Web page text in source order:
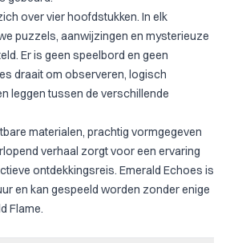
over vier hoofdstukken. In elk
puzzels, aanwijzingen en mysterieuze
Er is geen speelbord en geen
draait om observeren, logisch
leggen tussen de verschillende
materialen, prachtig vormgegeven
verhaal zorgt voor een ervaring
ontdekkingsreis. Emerald Echoes is
en kan gespeeld worden zonder enige
Flame.